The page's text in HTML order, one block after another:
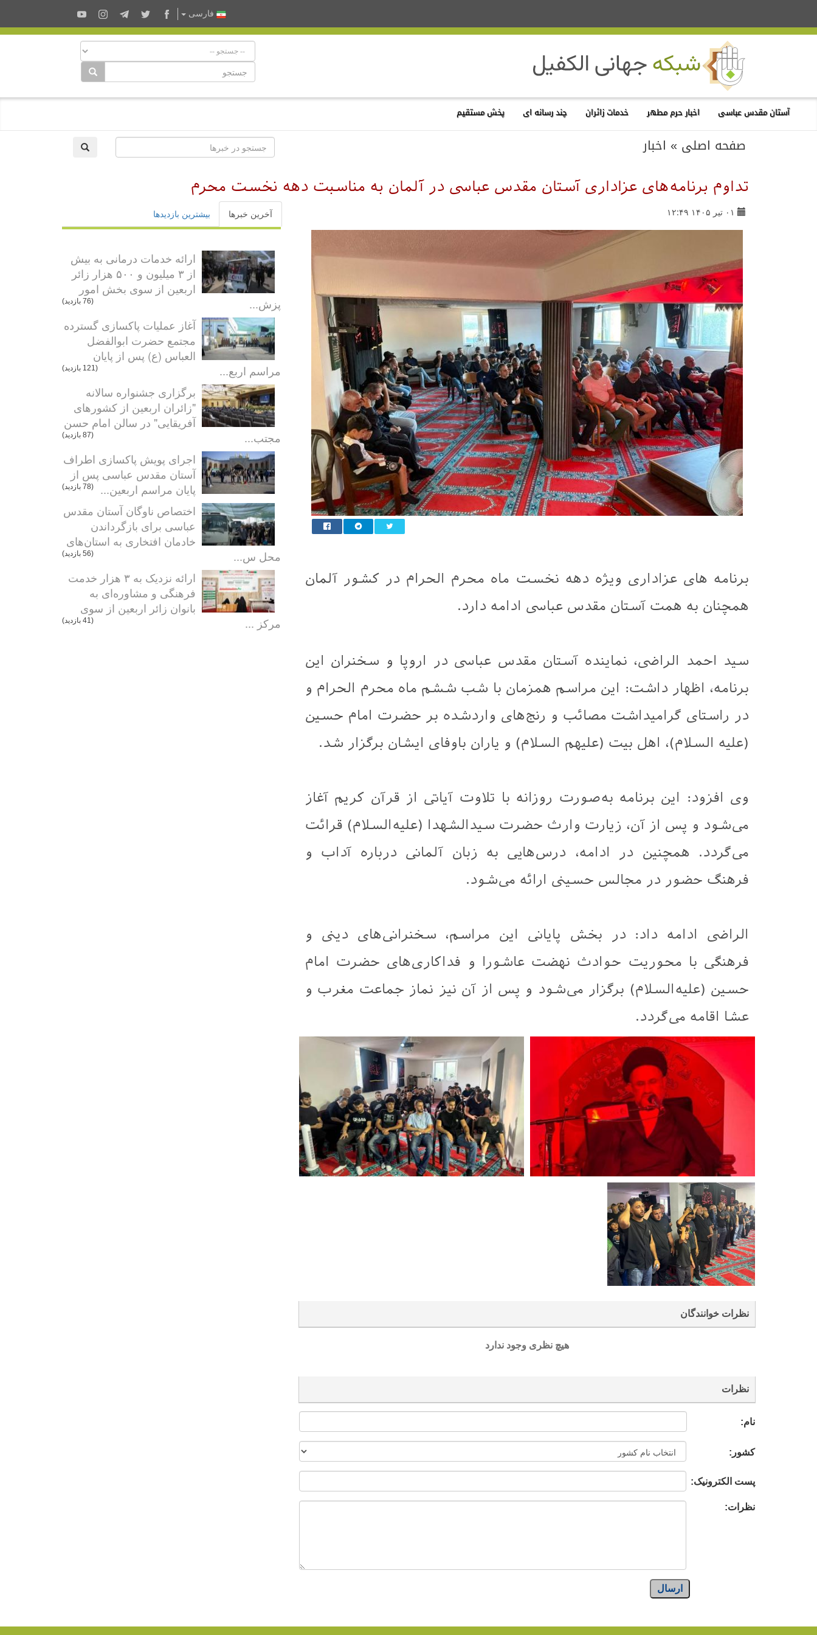
فارسى
آستان مقدس عباسی اخبار حرم مطهر خدمات زائران چند رسانه ای پخش مستقیم
صفحه اصلی » اخبار
تداوم برنامه‌های عزاداری آستان مقدس عباسی در آلمان به مناسبت دهه نخست محرم
۰۱ تیر ۱۴۰۵ ۱۲:۴۹
برنامه های عزاداری ویژه دهه نخست ماه محرم الحرام در کشور آلمان
همچنان به همت آستان مقدس عباسی ادامه دارد.
سید احمد الراضی، نماینده آستان مقدس عباسی در اروپا و سخنران این
برنامه، اظهار داشت: این مراسم همزمان با شب ششم ماه محرم الحرام و
در راستای گرامیداشت مصائب و رنج‌های واردشده بر حضرت امام حسین
(علیه ‌السلام)، اهل ‌بیت (علیهم‌ السلام) و یاران باوفای ایشان برگزار شد.
وی افزود: این برنامه به‌صورت روزانه با تلاوت آیاتی از قرآن کریم آغاز
می‌شود و پس از آن، زیارت وارث حضرت سیدالشهدا (علیه‌السلام) قرائت
می‌گردد. همچنین در ادامه، درس‌هایی به زبان آلمانی درباره آداب و
فرهنگ حضور در مجالس حسینی ارائه می‌شود.
الراضی ادامه داد: در بخش پایانی این مراسم، سخنرانی‌های دینی و
فرهنگی با محوریت حوادث نهضت عاشورا و فداکاری‌های حضرت امام
حسین (علیه‌السلام) برگزار می‌شود و پس از آن نیز نماز جماعت مغرب و
عشا اقامه می‌گردد.
نظرات خوانندگان
هیچ نظری وجود ندارد
نظرات
نام:
کشور:
پست الکترونیک:
نظرات:
ارسال
آخرین خبرها بیشترین بازدیدها
ارائه خدمات درمانی به بیش
از ۳ میلیون و ۵۰۰ هزار زائر
اربعین از سوی بخش امور
پزش...
(76 بازدید)
آغاز عملیات پاکسازی گسترده
مجتمع حضرت ابوالفضل
العباس (ع) پس از پایان
مراسم اربع...
(121 بازدید)
برگزاری جشنواره سالانه
"زائران اربعین از کشورهای
آفریقایی" در سالن امام حسن
مجتب...
(87 بازدید)
اجرای پویش پاکسازی اطراف
آستان مقدس عباسی پس از
پایان مراسم اربعین...
(78 بازدید)
اختصاص ناوگان آستان مقدس
عباسی برای بازگرداندن
خادمان افتخاری به استان‌های
محل س...
(56 بازدید)
ارائه نزدیک به ۳ هزار خدمت
فرهنگی و مشاوره‌ای به
بانوان زائر اربعین از سوی
مرکز ...
(41 بازدید)